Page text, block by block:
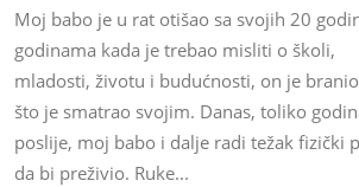
Moj babo je u rat otišao sa svojih 20
godinama kada je trebao misliti o školi,
mladosti, životu i budućnosti, on je
što je smatrao svojim. Danas, toliko
poslije, moj babo i dalje radi težak fizički
da bi preživio. Ruke...